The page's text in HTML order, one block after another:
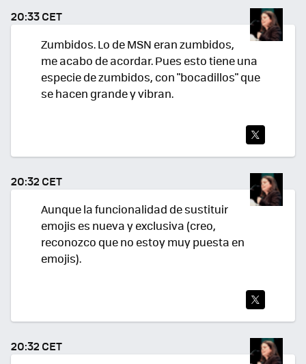
TEA
R
20:33 CET
Zumbidos. Lo de MSN eran zumbidos,
me acabo de acordar. Pues esto tiene una
especie de zumbidos, con "bocadillos" que
se hacen grande y vibran.
TEA
R
20:32 CET
Aunque la funcionalidad de sustituir
emojis es nueva y exclusiva (creo,
reconozco que no estoy muy puesta en
emojis).
TWI
TEA
R
20:32 CET